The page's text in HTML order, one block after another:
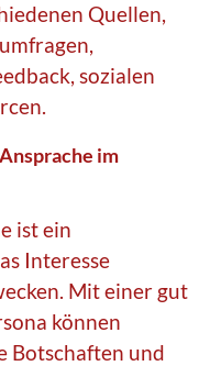
Quellen,
sozialen
im
ist ein
Interesse
Mit einer gut
können
Botschaften und